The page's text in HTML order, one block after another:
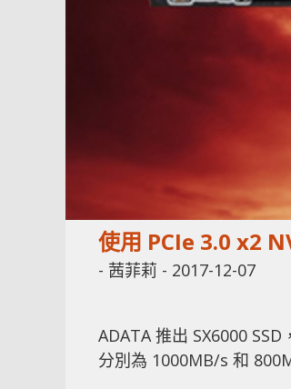
使用 PCIe 3.0 x2
- 茜菲莉 - 2017-12-07
ADATA 推出 SX6000
分別為 1000MB/s 和